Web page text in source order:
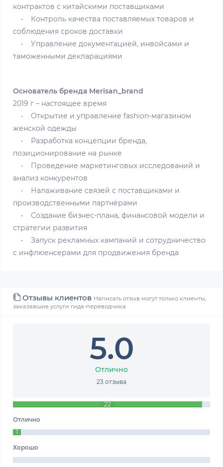
контрактов с китайскими поставщиками
• Контроль качества поставляемых товаров и
соблюдения сроков доставки
• Управление документацией, инвойсами и
таможенными декларациями
Основатель бренда Merisan_brand
2019 г – настоящее время
• Открытие и управление fashion-магазином
женской одежды
• Разработка концепции бренда,
позиционирование на рынке
• Проведение маркетинговых исследований и
анализ конкурентов
• Налаживание связей с поставщиками и
производственными партнёрами
• Создание бизнес-плана, финансовой модели и
стратегии развития
• Запуск рекламных кампаний и сотрудничество
с инфлюенсерами для продвижения бренда
Отзывы клиентов Написать отзыв могут только клиенты,
заказавшие услуги гида-переводчика
5.0
Отлично
23 отзыва
22
Отлично
1
Хорошо